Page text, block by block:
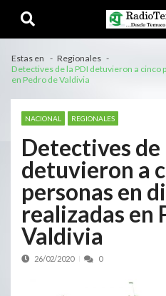
Estas en
Regionales
Detectives de la PDI detuvieron a
en Pedro de Valdivia
NACIONAL REGIONALES
Detectives de
detuvieron a
personas en
realizadas en
Valdivia
26/02/2020 0